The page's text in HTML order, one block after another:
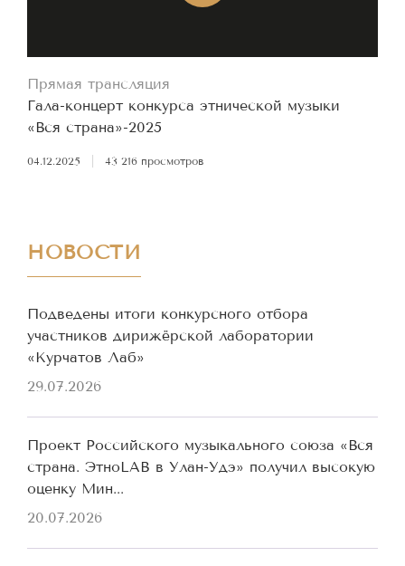
Прямая трансляция
Гала-концерт конкурса этнической музыки
«Вся страна»-2025
04.12.2025 43 216 просмотров
НОВОСТИ
Подведены итоги конкурсного отбора
участников дирижёрской лаборатории
«Курчатов Лаб»
29.07.2026
Проект Российского музыкального союза «Вся
страна. ЭтноLAB в Улан-Удэ» получил высокую
оценку Мин...
20.07.2026